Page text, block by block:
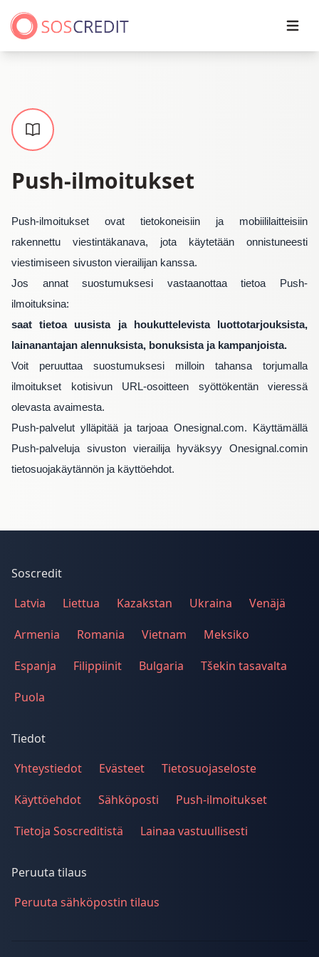
Push-ilmoitukset
Push-ilmoitukset ovat tietokoneisiin ja mobiililaitteisiin
rakennettu viestintäkanava, jota käytetään onnistuneesti
viestimiseen sivuston vierailijan kanssa.
Jos annat suostumuksesi vastaanottaa tietoa Push-
ilmoituksina:
saat tietoa uusista ja houkuttelevista luottotarjouksista,
lainanantajan alennuksista, bonuksista ja kampanjoista.
Voit peruuttaa suostumuksesi milloin tahansa torjumalla
ilmoitukset kotisivun URL-osoitteen syöttökentän vieressä
olevasta avaimesta.
Push-palvelut ylläpitää ja tarjoaa Onesignal.com. Käyttämällä
Push-palveluja sivuston vierailija hyväksyy Onesignal.comin
tietosuojakäytännön ja käyttöehdot.
Soscredit
Latvia
Liettua Kazakstan Ukraina
Venäjä
Armenia
Romania Vietnam
Meksiko
Espanja
Filippiinit Bulgaria
Tšekin tasavalta
Puola
Tiedot
Yhteystiedot
Evästeet
Tietosuojaseloste
Käyttöehdot
Sähköposti
Push-ilmoitukset
Tietoja Soscreditistä
Lainaa vastuullisesti
Peruuta tilaus
Peruuta sähköpostin tilaus